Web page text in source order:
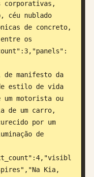
corporativas,
céu nublado
de concreto,
os
de manifesto da
estilo de vida
um motorista ou
de um carro,
por um
de
Kia,